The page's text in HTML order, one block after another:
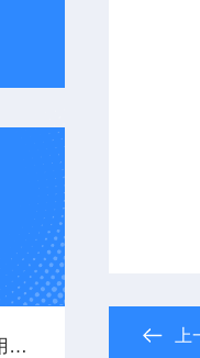
鸡爪拉伸膜真空包装机的应用前景